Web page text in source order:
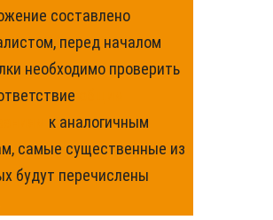
составлено
перед началом
необходимо проверить
к аналогичным
самые существенные из
будут перечислены